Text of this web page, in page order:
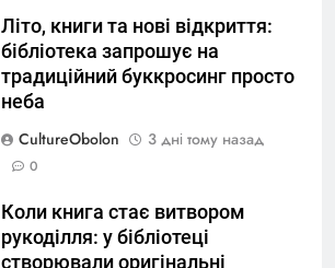
Літо, книги та нові відкриття:
бібліотека запрошує на
традиційний буккросинг просто
неба
CultureObolon
3 дні тому назад
0
Коли книга стає витвором
рукоділля: у бібліотеці
створювали оригінальні